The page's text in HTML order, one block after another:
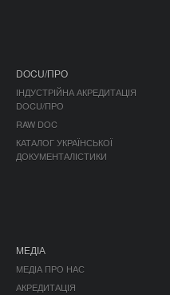
DOCU/ПРО
ІНДУСТРІЙНА АКРЕДИТАЦІЯ
DOCU/ПРО
RAW DOC
КАТАЛОГ УКРАЇНСЬКОЇ
ДОКУМЕНТАЛІСТИКИ
МЕДІА
МЕДІА ПРО НАС
АКРЕДИТАЦІЯ